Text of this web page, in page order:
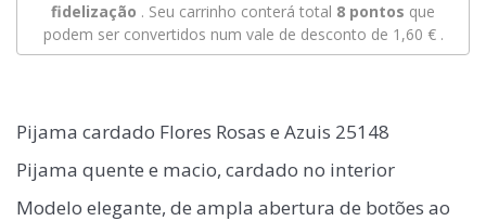
fidelização . Seu carrinho conterá total 8 pontos que
podem ser convertidos num vale de desconto de 1,60 €.
Pijama cardado Flores Rosas e Azuis 25148
Pijama quente e macio, cardado no interior
Modelo elegante, de ampla abertura de botões ao